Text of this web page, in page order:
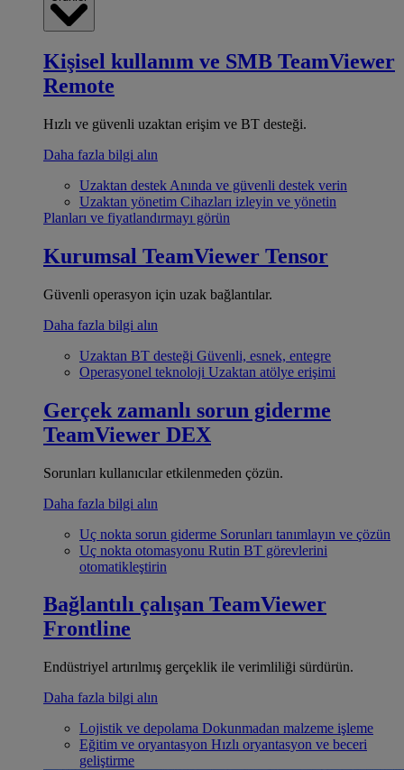
Kişisel kullanım ve SMB TeamViewer
Remote
Hızlı ve güvenli uzaktan erişim ve BT desteği.
Daha fazla bilgi alın
Uzaktan destek Anında ve güvenli destek verin
Uzaktan yönetim Cihazları izleyin ve yönetin
Planları ve fiyatlandırmayı görün
Kurumsal TeamViewer Tensor
Güvenli operasyon için uzak bağlantılar.
Daha fazla bilgi alın
Uzaktan BT desteği Güvenli, esnek, entegre
Operasyonel teknoloji Uzaktan atölye erişimi
Gerçek zamanlı sorun giderme
TeamViewer DEX
Sorunları kullanıcılar etkilenmeden çözün.
Daha fazla bilgi alın
Uç nokta sorun giderme Sorunları tanımlayın ve çözün
Uç nokta otomasyonu Rutin BT görevlerini
otomatikleştirin
Bağlantılı çalışan TeamViewer
Frontline
Endüstriyel artırılmış gerçeklik ile verimliliği sürdürün.
Daha fazla bilgi alın
Lojistik ve depolama Dokunmadan malzeme işleme
Eğitim ve oryantasyon Hızlı oryantasyon ve beceri
geliştirme